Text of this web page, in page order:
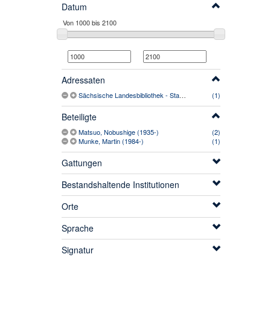
Datum
Adressaten
Sächsische Landesbibliothek - Staats- und Universitätsbibliothek Dresden (1996-) (1)
Beteiligte
Matsuo, Nobushige (1935-)
(2)
Munke, Martin (1984-)
(1)
Gattungen
Bestandshaltende Institutionen
Orte
Sprache
Signatur